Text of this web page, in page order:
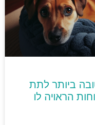
ביותר לתת
הראויה לו